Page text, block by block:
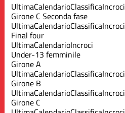
UltimaCalendarioClassificaIncroci
Girone C Seconda fase
UltimaCalendarioClassificaIncroci
Final four
UltimaCalendarioIncroci
Under-13 femminile
Girone A
UltimaCalendarioClassificaIncroci
Girone B
UltimaCalendarioClassificaIncroci
Girone C